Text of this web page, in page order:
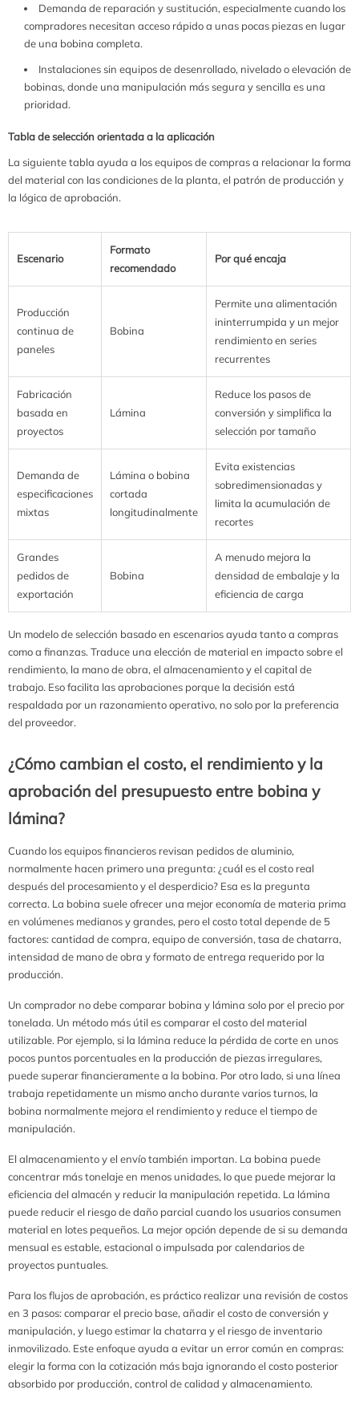
Demanda de reparación y sustitución, especialmente cuando los
compradores necesitan acceso rápido a unas pocas piezas en lugar
de una bobina completa.
Instalaciones sin equipos de desenrollado, nivelado o elevación de
bobinas, donde una manipulación más segura y sencilla es una
prioridad.
Tabla de selección orientada a la aplicación
La siguiente tabla ayuda a los equipos de compras a relacionar la forma
del material con las condiciones de la planta, el patrón de producción y
la lógica de aprobación.
Escenario
Formato
recomendado
Por qué encaja
Producción
continua de
paneles
Bobina
Permite una alimentación
ininterrumpida y un mejor
rendimiento en series
recurrentes
Fabricación
basada en
proyectos
Lámina
Reduce los pasos de
conversión y simplifica la
selección por tamaño
Demanda de
especificaciones
mixtas
Lámina o bobina
cortada
longitudinalmente
Evita existencias
sobredimensionadas y
limita la acumulación de
recortes
Grandes
pedidos de
exportación
Bobina
A menudo mejora la
densidad de embalaje y la
eficiencia de carga
Un modelo de selección basado en escenarios ayuda tanto a compras
como a finanzas. Traduce una elección de material en impacto sobre el
rendimiento, la mano de obra, el almacenamiento y el capital de
trabajo. Eso facilita las aprobaciones porque la decisión está
respaldada por un razonamiento operativo, no solo por la preferencia
del proveedor.
¿Cómo cambian el costo, el rendimiento y la
aprobación del presupuesto entre bobina y
lámina?
Cuando los equipos financieros revisan pedidos de aluminio,
normalmente hacen primero una pregunta: ¿cuál es el costo real
después del procesamiento y el desperdicio? Esa es la pregunta
correcta. La bobina suele ofrecer una mejor economía de materia prima
en volúmenes medianos y grandes, pero el costo total depende de 5
factores: cantidad de compra, equipo de conversión, tasa de chatarra,
intensidad de mano de obra y formato de entrega requerido por la
producción.
Un comprador no debe comparar bobina y lámina solo por el precio por
tonelada. Un método más útil es comparar el costo del material
utilizable. Por ejemplo, si la lámina reduce la pérdida de corte en unos
pocos puntos porcentuales en la producción de piezas irregulares,
puede superar financieramente a la bobina. Por otro lado, si una línea
trabaja repetidamente un mismo ancho durante varios turnos, la
bobina normalmente mejora el rendimiento y reduce el tiempo de
manipulación.
El almacenamiento y el envío también importan. La bobina puede
concentrar más tonelaje en menos unidades, lo que puede mejorar la
eficiencia del almacén y reducir la manipulación repetida. La lámina
puede reducir el riesgo de daño parcial cuando los usuarios consumen
material en lotes pequeños. La mejor opción depende de si su demanda
mensual es estable, estacional o impulsada por calendarios de
proyectos puntuales.
Para los flujos de aprobación, es práctico realizar una revisión de costos
en 3 pasos: comparar el precio base, añadir el costo de conversión y
manipulación, y luego estimar la chatarra y el riesgo de inventario
inmovilizado. Este enfoque ayuda a evitar un error común en compras:
elegir la forma con la cotización más baja ignorando el costo posterior
absorbido por producción, control de calidad y almacenamiento.